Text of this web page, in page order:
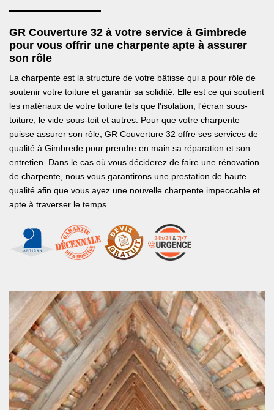
GR Couverture 32 à votre service à Gimbrede
pour vous offrir une charpente apte à assurer
son rôle
La charpente est la structure de votre bâtisse qui a pour rôle de
soutenir votre toiture et garantir sa solidité. Elle est ce qui soutient
les matériaux de votre toiture tels que l'isolation, l'écran sous-
toiture, le vide sous-toit et autres. Pour que votre charpente
puisse assurer son rôle, GR Couverture 32 offre ses services de
qualité à Gimbrede pour prendre en main sa réparation et son
entretien. Dans le cas où vous déciderez de faire une rénovation
de charpente, nous vous garantirons une prestation de haute
qualité afin que vous ayez une nouvelle charpente impeccable et
apte à traverser le temps.